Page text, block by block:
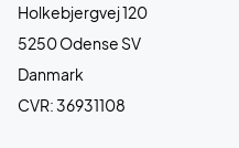
Holkebjergvej 120
5250 Odense SV
Danmark
CVR: 36931108